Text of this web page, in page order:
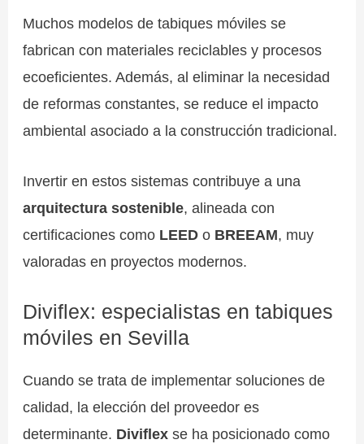
Muchos modelos de tabiques móviles se
fabrican con materiales reciclables y procesos
ecoeficientes. Además, al eliminar la necesidad
de reformas constantes, se reduce el impacto
ambiental asociado a la construcción tradicional.
Invertir en estos sistemas contribuye a una
arquitectura sostenible, alineada con
certificaciones como LEED o BREEAM, muy
valoradas en proyectos modernos.
Diviflex: especialistas en tabiques
móviles en Sevilla
Cuando se trata de implementar soluciones de
calidad, la elección del proveedor es
determinante. Diviflex se ha posicionado como